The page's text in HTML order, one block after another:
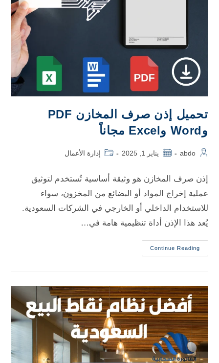
تحميل إذن صرف المخازن PDF
وWord وExcel مجاناً
abdo يناير 1, 2025 إدارة الأعمال
إذن صرف المخازن هو وثيقة أساسية تُستخدم لتوثيق
عملية إخراج المواد أو البضائع من المخزون، سواء
للاستخدام الداخلي أو الخارجي في الشركات السعودية.
يُعد هذا الإذن أداة تنظيمية هامة في…
Continue Reading